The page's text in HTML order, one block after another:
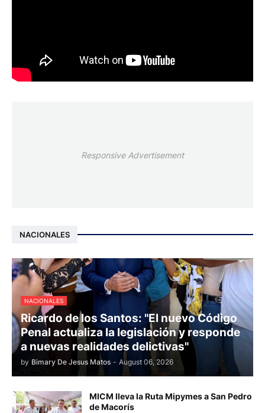
Responsive Advertisement
NACIONALES
NACIONALES
Ricardo de los Santos: "El nuevo Código
Penal actualiza la legislación y responde
a nuevas realidades delictivas"
by Bimary De Jesus Matos - August 06, 2026
MICM lleva la Ruta Mipymes a San Pedro
de Macorís